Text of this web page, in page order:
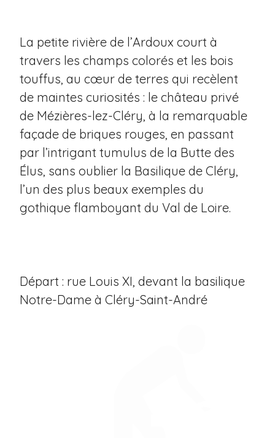
La petite rivière de l’Ardoux court à
travers les champs colorés et les bois
touffus, au cœur de terres qui recèlent
de maintes curiosités : le château privé
de Mézières-lez-Cléry, à la remarquable
façade de briques rouges, en passant
par l’intrigant tumulus de la Butte des
Élus, sans oublier la Basilique de Cléry,
l’un des plus beaux exemples du
gothique flamboyant du Val de Loire.
Départ : rue Louis XI, devant la basilique
Notre-Dame à Cléry-Saint-André